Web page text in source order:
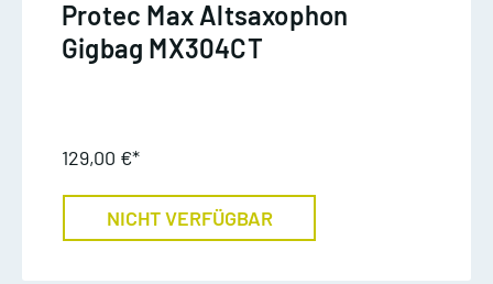
Protec Max Altsaxophon
Gigbag MX304CT
129,00 €*
NICHT VERFÜGBAR